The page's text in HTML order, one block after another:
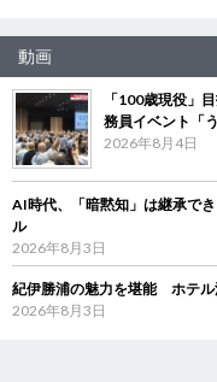
動画
「100歳現役」
務員イベント「
2026年8月4日
AI時代、「暗黙知」は継承で
ル
2026年8月3日
紀伊勝浦の魅力を堪能 ホテル
2026年8月3日